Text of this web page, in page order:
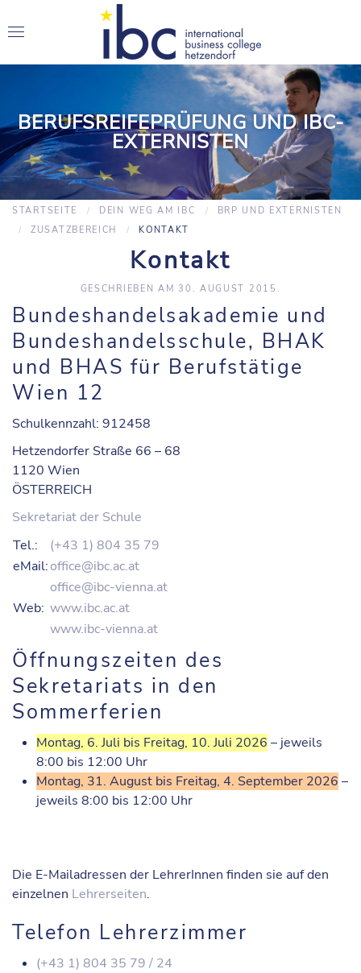
BERUFSREIFEPRÜFUNG UND IBC-
EXTERNISTEN
STARTSEITE DEIN WEG AM IBC
BRP UND EXTERNISTEN
ZUSATZBEREICH
KONTAKT
Kontakt
GESCHRIEBEN AM 30. AUGUST 2015 .
Bundeshandelsakademie und
Bundeshandelsschule, BHAK
und BHAS für Berufstätige
Wien 12
Schulkennzahl: 912458
Hetzendorfer Straße 66 – 68
1120 Wien
ÖSTERREICH
Sekretariat der Schule
Tel.:
(+43 1) 804 35 79
eMail:office@ibc.ac.at
office@ibc-vienna.at
Web: www.ibc.ac.at
www.ibc-vienna.at
Öffnungszeiten des
Sekretariats in den
Sommerferien
Montag, 6. Juli bis Freitag, 10. Juli 2026 – jeweils
8:00 bis 12:00 Uhr
Montag, 31. August bis Freitag, 4. September 2026 –
jeweils 8:00 bis 12:00 Uhr
Die E-Mailadressen der LehrerInnen finden sie auf den
einzelnen Lehrerseiten.
Telefon Lehrerzimmer
(+43 1) 804 35 79 / 24